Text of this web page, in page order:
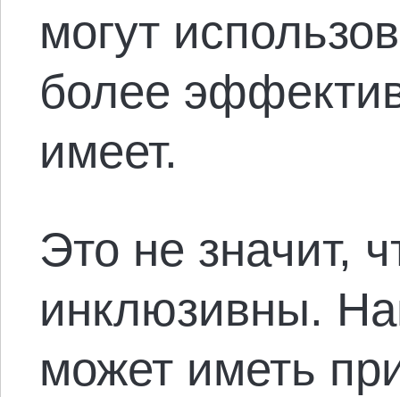
могут
более
имеет.
Это не значит,
инклюзивны.
может иметь